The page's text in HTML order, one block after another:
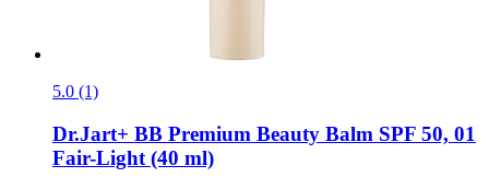
5.0 (1)
Dr.Jart+ BB Premium Beauty Balm SPF 50, 01
Fair-​Light (40 ml)